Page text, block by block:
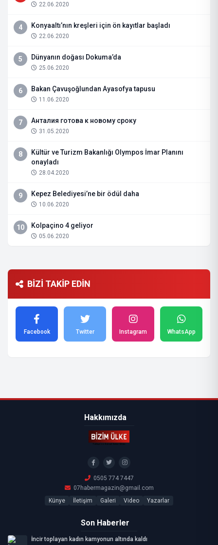
22.06.2020
4 Konyaaltı’nın kreşleri için ön kayıtlar başladı
22.06.2020
5 Dünyanın doğası Dokuma’da
25.06.2020
6 Bakan Çavuşoğlundan Ayasofya tapusu
11.06.2020
7 Анталия готова к новому сроку
31.05.2020
8
Kültür ve Turizm Bakanlığı Olympos İmar Planını
onayladı
28.04.2020
9 Kepez Belediyesi’ne bir ödül daha
10.06.2020
10 Kolpaçino 4 geliyor
05.06.2020
BİZİ TAKİP EDİN
Facebook Twitter Instagram WhatsApp
Hakkımızda
0505 774 7447
07habermagazin@gmail.com
Künye
İletişim Galeri Video Yazarlar
Son Haberler
İncir toplayan kadın kamyonun altında kaldı